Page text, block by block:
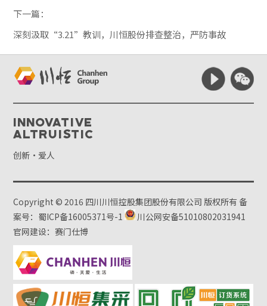
下一篇：
深刻汲取“3.21”教训，川恒股份排查整治，严防事故
Innovative
Altruistic
创新·爱人
Copyright © 2016 四川川恒控股集团股份有限公司 版权所有备
案号：蜀ICP备16005371号-1
川公网安备51010802031941
官网建设：赛门仕博